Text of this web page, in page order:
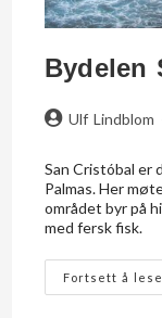
Bydelen
Ulf Lindblom
San Cristóbal er
Palmas. Her
området byr på
med fersk fisk.
Fortsett å lese